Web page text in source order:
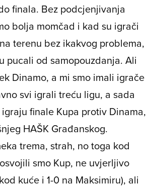
finala. Bez podcjenjivanja
bolja momčad i kad su igrači
terenu bez ikakvog problema,
pucali od samopouzdanja. Ali
Dinamo, a mi smo imali igrače
svi igrali treću ligu, a sada
finale Kupa protiv Dinama,
HAŠK Građanskog.
trema, strah, no toga kod
smo Kup, ne uvjerljivo
kuće i 1-0 na Maksimiru), ali